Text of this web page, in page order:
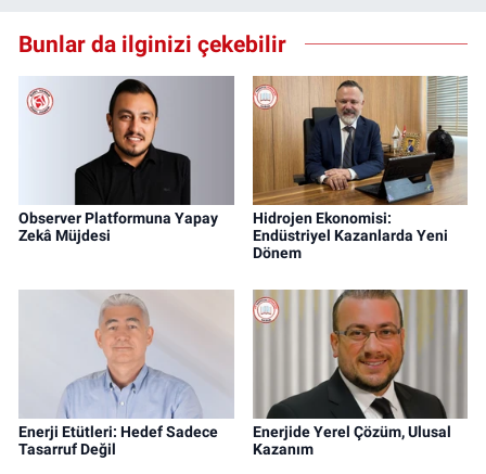
Bunlar da ilginizi çekebilir
Observer Platformuna Yapay
Zekâ Müjdesi
Hidrojen Ekonomisi:
Endüstriyel Kazanlarda Yeni
Dönem
Enerji Etütleri: Hedef Sadece
Tasarruf Değil
Enerjide Yerel Çözüm, Ulusal
Kazanım